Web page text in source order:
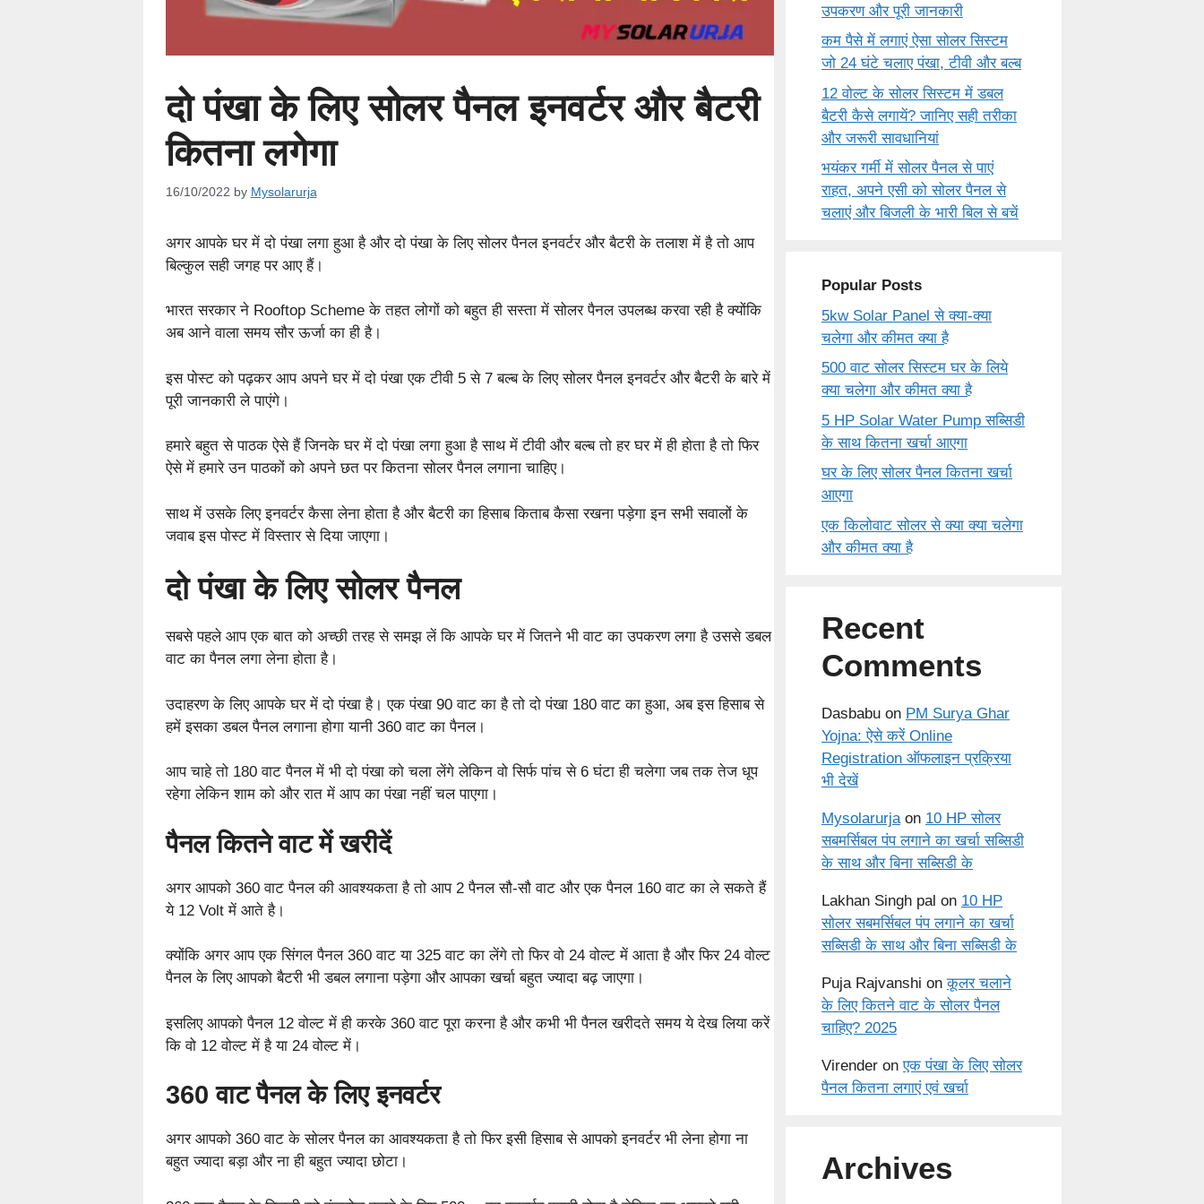
दो पंखा के लिए सोलर पैनल इनवर्टर और बैटरी
कितना लगेगा
16/10/2022 by Mysolarurja
अगर आपके घर में दो पंखा लगा हुआ है और दो पंखा के लिए सोलर पैनल इनवर्टर और बैटरी के तलाश में है तो आप
बिल्कुल सही जगह पर आए हैं।
भारत सरकार ने Rooftop Scheme के तहत लोगों को बहुत ही सस्ता में सोलर पैनल उपलब्ध करवा रही है क्योंकि
अब आने वाला समय सौर ऊर्जा का ही है।
इस पोस्ट को पढ़कर आप अपने घर में दो पंखा एक टीवी 5 से 7 बल्ब के लिए सोलर पैनल इनवर्टर और बैटरी के बारे में
पूरी जानकारी ले पाएंगे।
हमारे बहुत से पाठक ऐसे हैं जिनके घर में दो पंखा लगा हुआ है साथ में टीवी और बल्ब तो हर घर में ही होता है तो फिर
ऐसे में हमारे उन पाठकों को अपने छत पर कितना सोलर पैनल लगाना चाहिए।
साथ में उसके लिए इनवर्टर कैसा लेना होता है और बैटरी का हिसाब किताब कैसा रखना पड़ेगा इन सभी सवालों के
जवाब इस पोस्ट में विस्तार से दिया जाएगा।
दो पंखा के लिए सोलर पैनल
सबसे पहले आप एक बात को अच्छी तरह से समझ लें कि आपके घर में जितने भी वाट का उपकरण लगा है उससे डबल
वाट का पैनल लगा लेना होता है।
उदाहरण के लिए आपके घर में दो पंखा है। एक पंखा 90 वाट का है तो दो पंखा 180 वाट का हुआ, अब इस हिसाब से
हमें इसका डबल पैनल लगाना होगा यानी 360 वाट का पैनल।
आप चाहे तो 180 वाट पैनल में भी दो पंखा को चला लेंगे लेकिन वो सिर्फ पांच से 6 घंटा ही चलेगा जब तक तेज धूप
रहेगा लेकिन शाम को और रात में आप का पंखा नहीं चल पाएगा।
पैनल कितने वाट में खरीदें
अगर आपको 360 वाट पैनल की आवश्यकता है तो आप 2 पैनल सौ-सौ वाट और एक पैनल 160 वाट का ले सकते हैं
ये 12 Volt में आते है।
क्योंकि अगर आप एक सिंगल पैनल 360 वाट या 325 वाट का लेंगे तो फिर वो 24 वोल्ट में आता है और फिर 24 वोल्ट
पैनल के लिए आपको बैटरी भी डबल लगाना पड़ेगा और आपका खर्चा बहुत ज्यादा बढ़ जाएगा।
इसलिए आपको पैनल 12 वोल्ट में ही करके 360 वाट पूरा करना है और कभी भी पैनल खरीदते समय ये देख लिया करें
कि वो 12 वोल्ट में है या 24 वोल्ट में।
360 वाट पैनल के लिए इनवर्टर
अगर आपको 360 वाट के सोलर पैनल का आवश्यकता है तो फिर इसी हिसाब से आपको इनवर्टर भी लेना होगा ना
बहुत ज्यादा बड़ा और ना ही बहुत ज्यादा छोटा।
उपकरण और पूरी जानकारी
कम पैसे में लगाएं ऐसा सोलर सिस्टम
जो 24 घंटे चलाए पंखा, टीवी और बल्ब
12 वोल्ट के सोलर सिस्टम में डबल
बैटरी कैसे लगायें? जानिए सही तरीका
और जरूरी सावधानियां
भयंकर गर्मी में सोलर पैनल से पाएं
राहत, अपने एसी को सोलर पैनल से
चलाएं और बिजली के भारी बिल से बचें
Popular Posts
5kw Solar Panel से क्या-क्या
चलेगा और कीमत क्या है
500 वाट सोलर सिस्टम घर के लिये
क्या चलेगा और कीमत क्या है
5 HP Solar Water Pump सब्सिडी
के साथ कितना खर्चा आएगा
घर के लिए सोलर पैनल कितना खर्चा
आएगा
एक किलोवाट सोलर से क्या क्या चलेगा
और कीमत क्या है
Recent
Comments
Dasbabu on PM Surya Ghar
Yojna: ऐसे करें Online
Registration ऑफलाइन प्रक्रिया
भी देखें
Mysolarurja on 10 HP सोलर
सबमर्सिबल पंप लगाने का खर्चा सब्सिडी
के साथ और बिना सब्सिडी के
Lakhan Singh pal on 10 HP
सोलर सबमर्सिबल पंप लगाने का खर्चा
सब्सिडी के साथ और बिना सब्सिडी के
Puja Rajvanshi onकूलर चलाने
के लिए कितने वाट के सोलर पैनल
चाहिए? 2025
Virender onएक पंखा के लिए सोलर
पैनल कितना लगाएं एवं खर्चा
Archives